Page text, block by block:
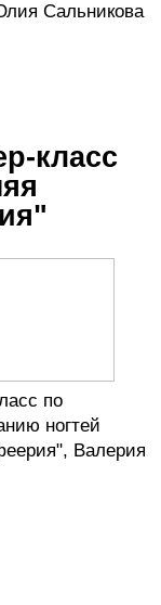
Сальникова
класс
по
ногтей
Валерия